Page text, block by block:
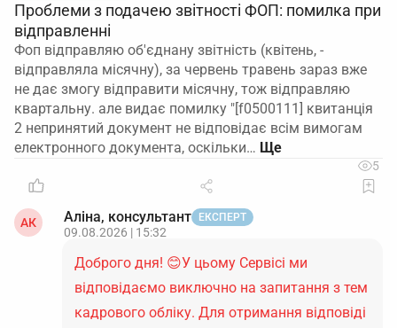
Проблеми з подачею звітності ФОП: помилка при
відправленні
Фоп відправляю об'єднану звітність (квітень, -
відправляла місячну), за червень травень зараз вже
не дає змогу відправити місячну, тож відправляю
квартальну. але видає помилку "[f0500111] квитанція
2 непринятий документ не відповідає всім вимогам
електронного документа, оскільки…
5
АК Аліна, консультант ЕКСПЕРТ
09.08.2026 | 15:32
Доброго дня! 😊У цьому Сервісі ми
відповідаємо виключно на запитання з тем
кадрового обліку. Для отримання відповіді